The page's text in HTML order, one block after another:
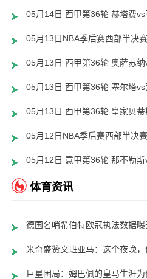
05月14日 西甲第36轮 赫塔费
05月13日NBA季后赛西部半决
05月13日 西甲第36轮 奥萨苏
05月13日 西甲第36轮 塞尔塔
05月13日 西甲第36轮 皇家贝
05月12日NBA季后赛西部半决
05月12日 意甲第36轮 那不勒
体育资讯
德国名哨希伯特欧冠执法数据
米奇盛赞文班亚马：这个夜晚
巨星困局：姆巴佩的皇马生涯